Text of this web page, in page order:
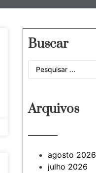
Buscar
Arquivos
———
agosto 2026
julho 2026